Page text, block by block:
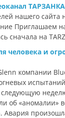
нашего сайта
Приглашаем
сначала на
человека и
компании
об «аномалии»
Авария